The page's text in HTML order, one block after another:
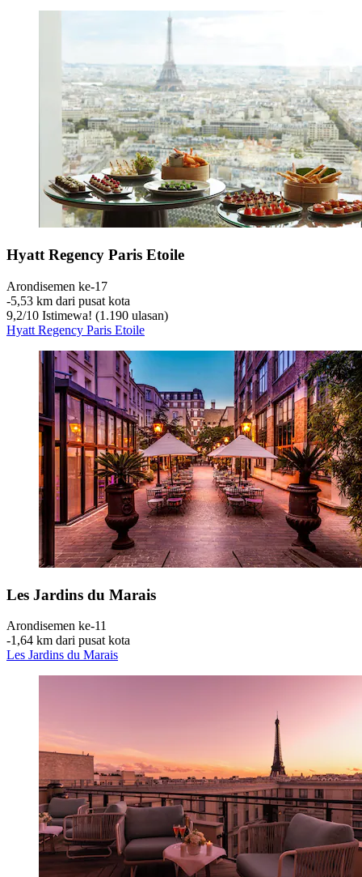
Hyatt Regency Paris Etoile
Arondisemen ke-17
‐5,53 km dari pusat kota
9,2/10 Istimewa! (1.190 ulasan)
Hyatt Regency Paris Etoile
Les Jardins du Marais
Arondisemen ke-11
‐1,64 km dari pusat kota
Les Jardins du Marais